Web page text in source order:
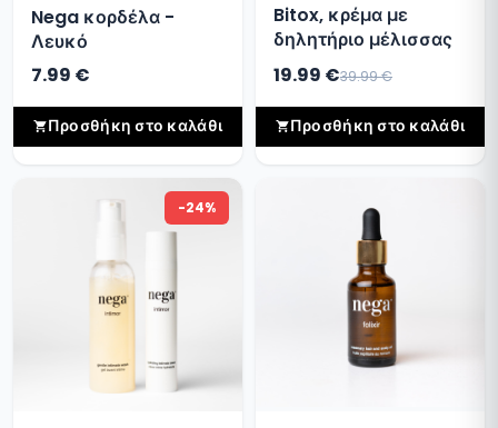
Nega κορδέλα -
Λευκό
7.99 €
Προσθήκη στο καλάθι
Bitox, κρέμα με
δηλητήριο μέλισσας
19.99 €39.99 €
Προσθήκη στο καλάθι
-24%